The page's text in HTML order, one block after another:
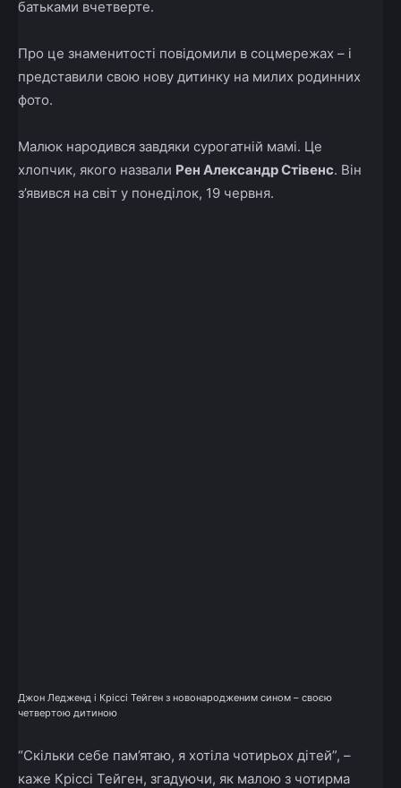
батьками вчетверте.
Про це знаменитості повідомили в соцмережах – і
представили свою нову дитинку на милих родинних
фото.
Малюк народився завдяки сурогатній мамі. Це
хлопчик, якого назвали Рен Александр Стівенс. Він
з’явився на світ у понеділок, 19 червня.
Джон Ледженд і Кріссі Тейген з новонародженим сином – своєю
четвертою дитиною
“Скільки себе пам’ятаю, я хотіла чотирьох дітей”, –
каже Кріссі Тейген, згадуючи, як малою з чотирма